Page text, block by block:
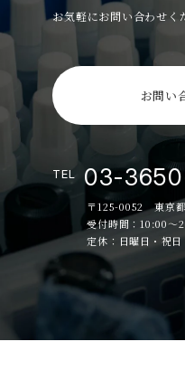
お気軽にお問い合わせく
お問い
TEL 03-
〒125-0052 東京
受付時間：10:00～
定休：日曜日・祝日